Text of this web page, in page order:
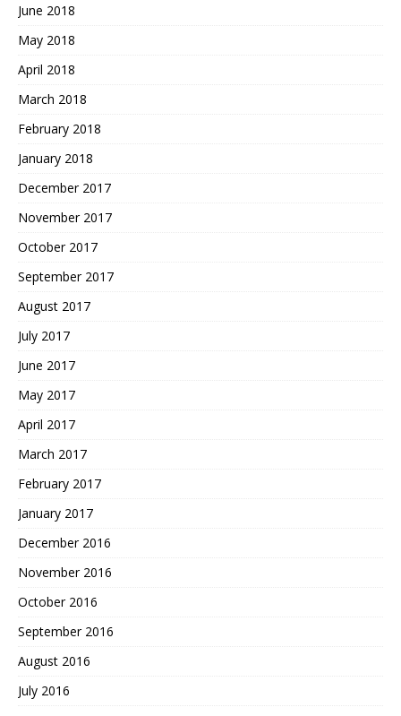
June 2018
May 2018
April 2018
March 2018
February 2018
January 2018
December 2017
November 2017
October 2017
September 2017
August 2017
July 2017
June 2017
May 2017
April 2017
March 2017
February 2017
January 2017
December 2016
November 2016
October 2016
September 2016
August 2016
July 2016